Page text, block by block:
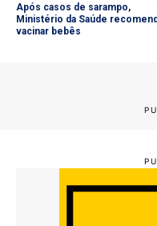
Após casos de sarampo,
Ministério da Saúde
vacinar bebês